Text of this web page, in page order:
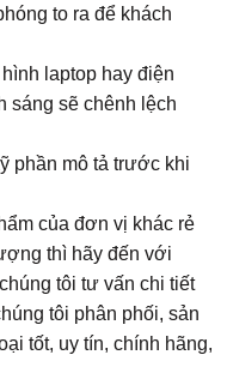
to ra để khách
laptop hay điện
sáng sẽ chênh lệch
phần mô tả trước khi
của đơn vị khác rẻ
thì hãy đến với
tôi tư vấn chi tiết
tôi phân phối, sản
tốt, uy tín, chính hãng,